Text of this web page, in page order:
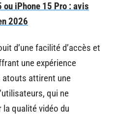
ou iPhone 15 Pro : avis
2026
d’une facilité d’accès et
une expérience
atouts attirent une
qui ne
qualité vidéo du